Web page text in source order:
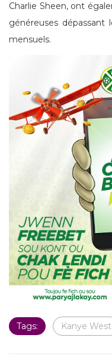
Charlie Sheen, ont
généreuses dépassant
mensuels.
Tags: Kanye West